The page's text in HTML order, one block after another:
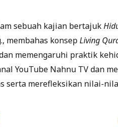
sebuah kajian bertajuk
membahas konsepLiving
memengaruhi praktik
YouTube Nahnu TV dan
serta merefleksikan nilai-